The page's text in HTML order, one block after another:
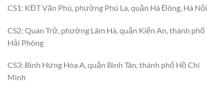
CS1: KĐT Văn Phú, phường Phú La, quận Hà Đông, Hà Nội
CS2: Quán Trữ, phường Lãm Hà, quận Kiến An, thành phố
Hải Phòng
CS3: Bình Hưng Hòa A, quận Bình Tân, thành phố Hồ Chí
Minh